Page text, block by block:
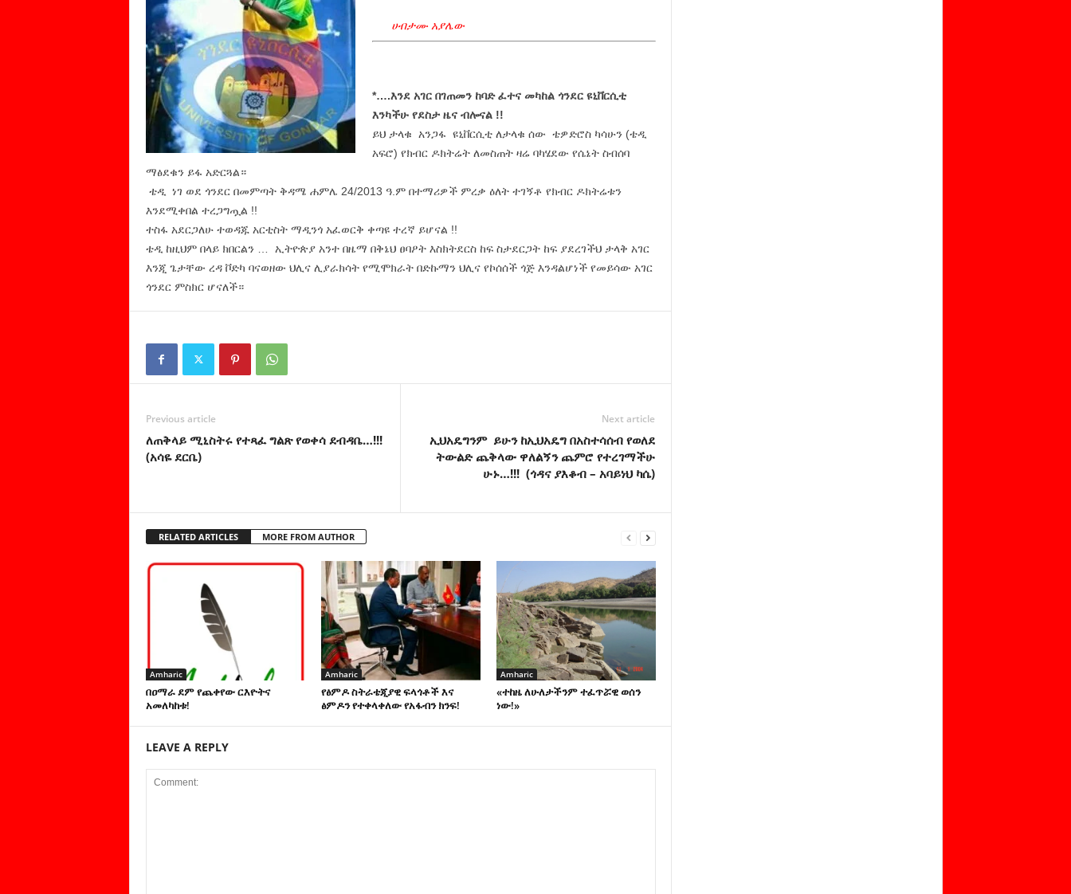
ሀብታሙ አያሌው
*….እንደ አገር በገጠመን ከባድ ፈተና መካከል ጎንደር ዩኒቨርሲቲ
እንካችሁ የደስታ ዜና ብሎናል !!
ይህ ታላቁ አንጋፋ ዩኒቨርሲቲ ለታላቁ ሰው ቴዎድሮስ ካሳሁን (ቴዲ
አፍሮ) የክብር ዶክትሬት ለመስጠት ዛሬ ባካሄደው የሴኔት ስብሰባ
ማፅደቁን ይፋ አድርጓል።
ቴዲ ነገ ወደ ጎንደር በመምጣት ቅዳሜ ሐምሌ 24/2013 ዓ.ም በተማሪዎች ምረቃ ዕለት ተገኝቶ የክብር ዶክትሬቱን
እንደሚቀበል ተረጋግጧል !!
ተስፋ አደርጋለሁ ተወዳጁ አርቲስት ማዲንጎ አፈወርቅ ቀጣዩ ተረኛ ይሆናል !!
ቴዲ ከዚህም በላይ ክበርልን … ኢትዮጵያ አንተ በዜማ በቅኔህ ፀባዖት እስክትደርስ ከፍ ስታደርጋት ከፍ ያደረገችህ ታላቅ አገር
እንጂ ጌታቸው ረዳ ቮድካ ባናወዘው ህሊና ሊያራክሳት የሚሞክራት በድኩማን ህሊና የኮሰሰች ጎጅ እንዳልሆነች የመይሳው አገር
ጎንደር ምስክር ሆናለች።
Previous article
ለጠቅላይ ሚኒስትሩ የተጻፈ ግልጽ የወቀሳ ደብዳቤ…!!!
(አሳዬ ደርቤ)
Next article
ኢህአዴግንም ይሁን ከኢህአዴግ በአስተሳሰብ የወለደ
ትውልድ ጨቅላው ዋለልኝን ጨምሮ የተረገማችሁ
ሁኑ…!!! (ጎዳና ያእቆብ – አባይነህ ካሴ)
RELATED ARTICLES MORE FROM AUTHOR
Amharic
በዐማራ ደም የጨቀየው ርእዮትና
አመለካከቱ!
Amharic
የፅምዶ ስትራቴጂያዊ ፍላጎቶች እና
ፅምዶን የተቀላቀለው የአፋብን ክንፍ!
Amharic
«ተከዜ ለሁለታችንም ተፈጥሯዊ ወሰን
ነው!»
LEAVE A REPLY